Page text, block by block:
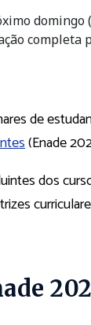
completa
de
(Enade
dos